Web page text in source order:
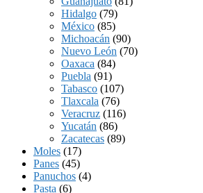
Hidalgo (79)
México (85)
Michoacán (90)
Nuevo León (70)
Oaxaca (84)
Puebla (91)
Tabasco (107)
Tlaxcala (76)
Veracruz (116)
Yucatán (86)
Zacatecas (89)
Moles (17)
Panes (45)
Panuchos (4)
Pasta (6)